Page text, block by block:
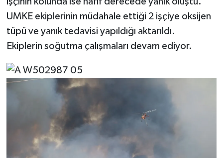
UMKE ekiplerinin müdahale ettiği 2 işçiye oksijen
tüpü ve yanık tedavisi yapıldığı aktarıldı.
Ekiplerin soğutma çalışmaları devam ediyor.